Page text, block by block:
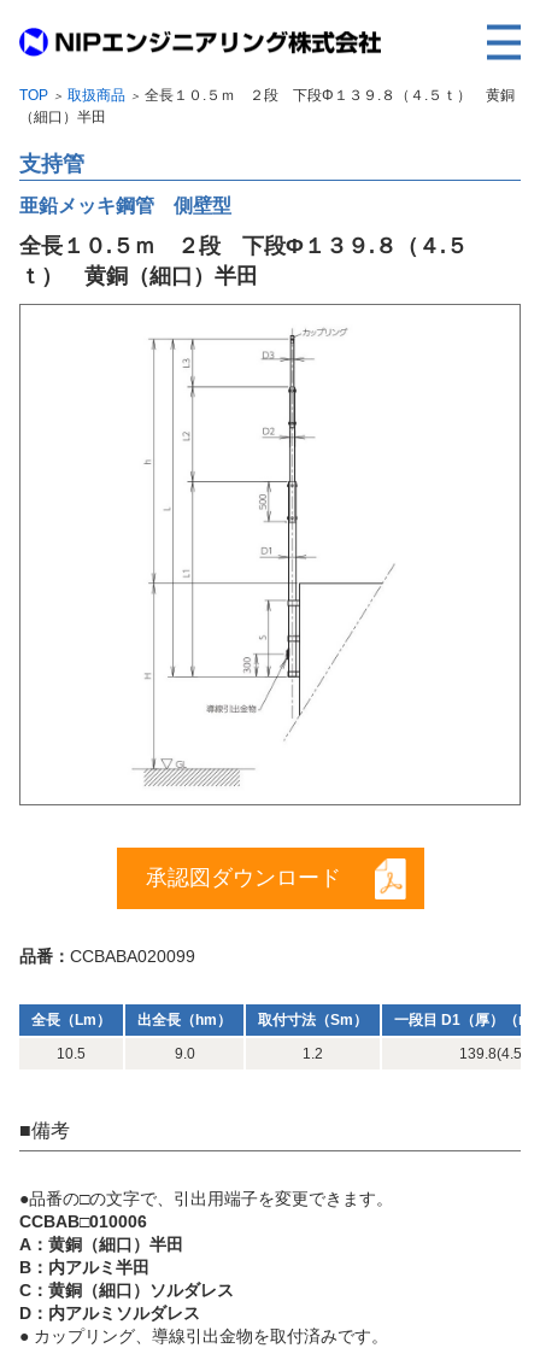
TOP
事業内容
取扱製品
各種実績
会社案内
建設サイト・シリーズの 個人データの共同利用について
TOP ＞ 取扱商品 ＞ 全長１０.５ｍ ２段 下段Φ１３９.８（４.５ｔ） 黄銅
（細口）半田
支持管
亜鉛メッキ鋼管 側壁型
全長１０.５ｍ ２段 下段Φ１３９.８（４.５
ｔ） 黄銅（細口）半田
承認図ダウンロード
品番： CCBABA020099
全長（Lm） 出全長（hm） 取付寸法（Sm）
一段目 D1（厚）（
10.5
9.0 1.2 139.8(4.5)
■備考
●品番の□の文字で、引出用端子を変更できます。
CCBAB□010006
A：黄銅（細口）半田
B：内アルミ半田
C：黄銅（細口）ソルダレス
D：内アルミソルダレス
● カップリング、導線引出金物を取付済みです。